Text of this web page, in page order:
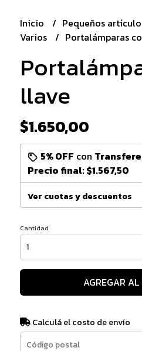
Inicio
Pequeños
Varios
Portalámparas
llave
$1.650,00
5% OFF con
Precio final:$1.567,50
Ver cuotas y descuentos
Cantidad
AGREGAR
Calculá el costo de envío